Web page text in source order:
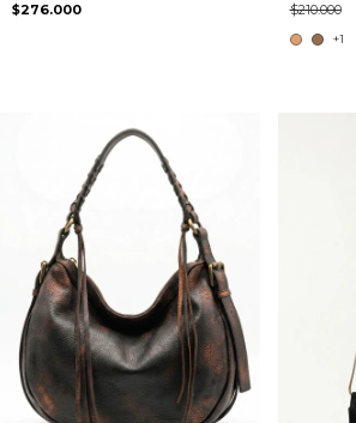
$276.000 $210.000
+1